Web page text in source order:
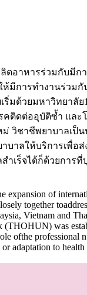
หารร่วมกับมีกา
มีการทำงานร่ว
ด้วยมหาวิทยาลั
ติดต่ออุบัติซ้ำ แล
ม่ วิชาชีพยาบาล
ลให้บริการเพื่อ
ร็จได้ก็ด้วยการที่
expansion of
together
Vietnam and
(THOHUN) was
ofthe professional
to